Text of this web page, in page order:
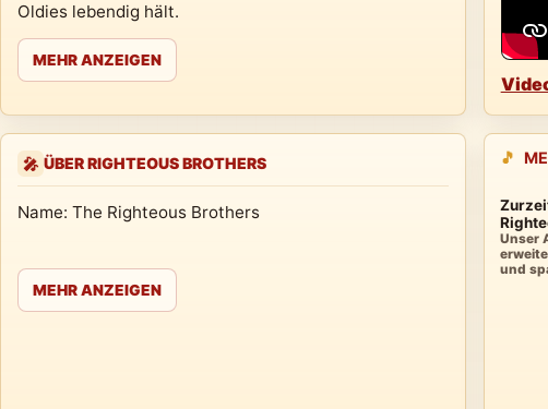
Oldies lebendig hält.
MEHR ANZEIGEN
🎤 ÜBER RIGHTEOUS BROTHERS
Name: The Righteous Brothers
MEHR ANZEIGEN
🎵
Unser
und